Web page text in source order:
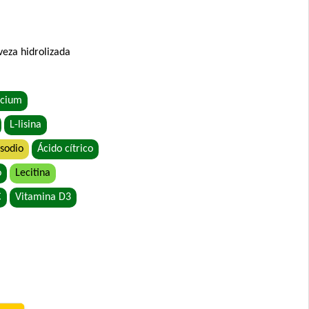
hidrolizada
L-lisina
Ácido cítrico
Lecitina
Vitamina D3